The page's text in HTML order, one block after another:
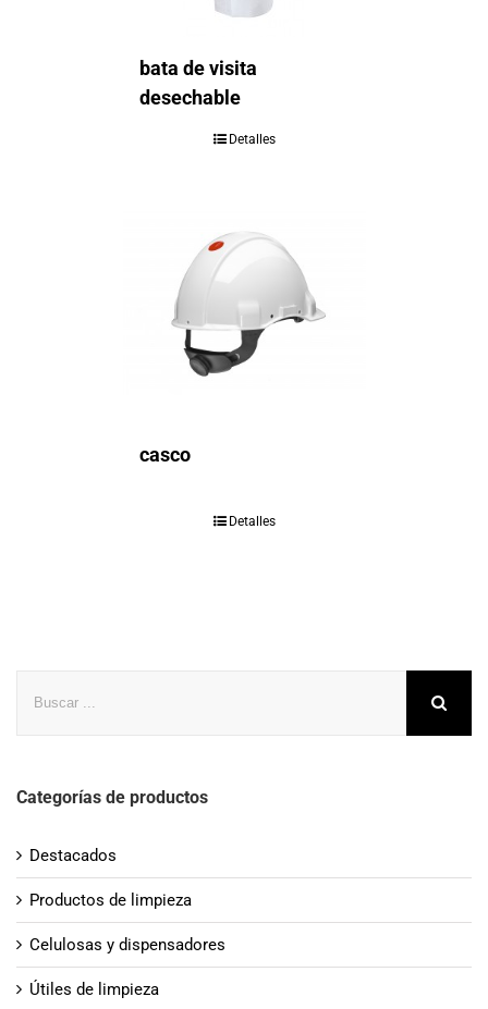
bata de visita
desechable
Detalles
casco
Detalles
Categorías de productos
Destacados
Productos de limpieza
Celulosas y dispensadores
Útiles de limpieza